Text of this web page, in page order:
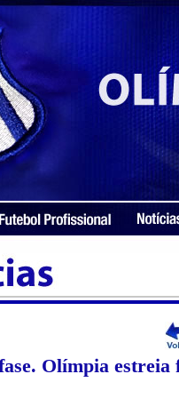
Olímpia